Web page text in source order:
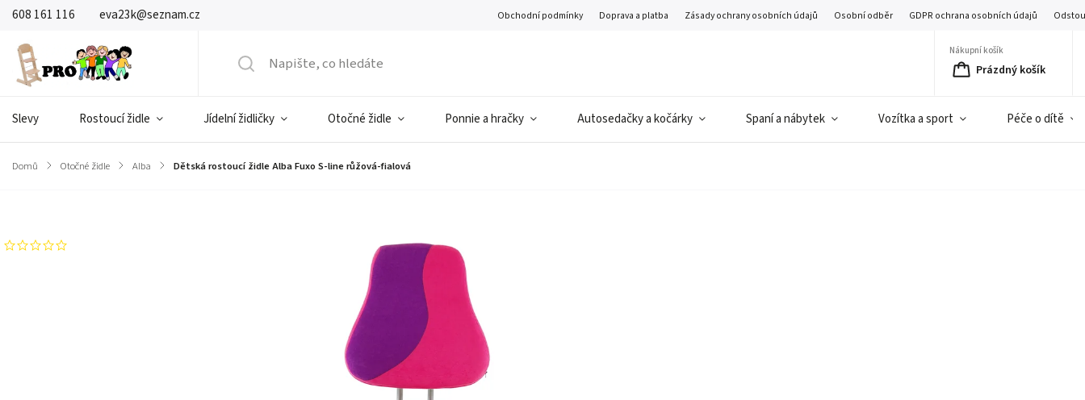
608 161 116 eva23k@seznam.cz Obchodní podmínky Doprava a platba Zásady ochrany osobních údajů Osobní odběr GDPR ochrana osobních údajů
Nákupní košík
Prázdný košík
Slevy Rostoucí židle Jídelní židličky Otočné židle Ponnie a hračky Autosedačky a kočárky Spaní a nábytek Vozítka a sport Péče o dítě
Domů / Otočné židle / Alba / Dětská rostoucí židle Alba Fuxo S-line růžová-fialová